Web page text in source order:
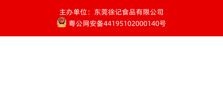
主办单位：东莞徐记食品有限公司
粤公网安备44195102000140号